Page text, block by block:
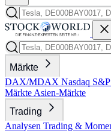
Märkte
DAX/MDAX Nasdaq
Märkte Asien-Märkte
Trading
Analysen Trading &